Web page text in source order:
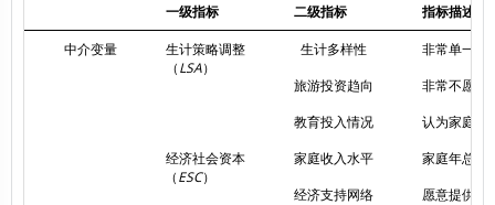
一级指标 二级指标 指标描述
中介变量
生计策略调整
（LSA）
生计多样性 非常单一=1
旅游投资趋向 非常不愿意
教育投入情况 认为家庭教
经济社会资本
（ESC）
家庭收入水平 家庭年总收
经济支持网络 愿意提供经